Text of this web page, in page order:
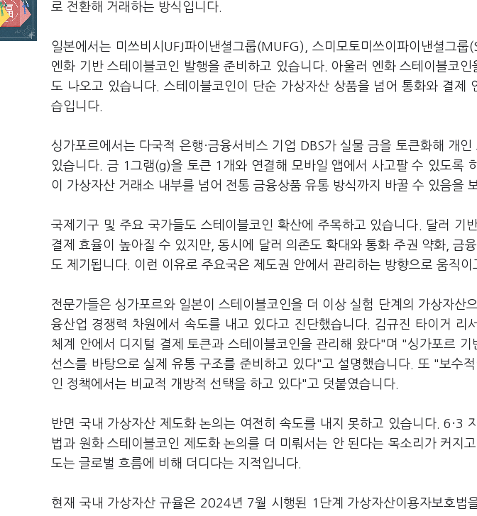
로 전환해 거래하는 방식입니다.
일본에서는 미쓰비시UFJ파이낸셜그룹(MUFG), 스미모토미쓰이파이낸셜그
엔화 기반 스테이블코인 발행을 준비하고 있습니다. 아울러 엔화 스테이블코
도 나오고 있습니다. 스테이블코인이 단순 가상자산 상품을 넘어 통화와 결제
습입니다.
싱가포르에서는 다국적 은행·금융서비스 기업 DBS가 실물 금을 토큰화해 개
있습니다. 금 1그램(g)을 토큰 1개와 연결해 모바일 앱에서 사고팔 수 있도록
이 가상자산 거래소 내부를 넘어 전통 금융상품 유통 방식까지 바꿀 수 있음을
국제기구 및 주요 국가들도 스테이블코인 확산에 주목하고 있습니다. 달러 기
결제 효율이 높아질 수 있지만, 동시에 달러 의존도 확대와 통화 주권 약화, 금
도 제기됩니다. 이런 이유로 주요국은 제도권 안에서 관리하는 방향으로 움직이
전문가들은 싱가포르와 일본이 스테이블코인을 더 이상 실험 단계의 가상자산
융산업 경쟁력 차원에서 속도를 내고 있다고 진단했습니다. 김규진 타이거 리
체계 안에서 디지털 결제 토큰과 스테이블코인을 관리해 왔다"며 "싱가포르 기
선스를 바탕으로 실제 유통 구조를 준비하고 있다"고 설명했습니다. 또 "보수
인 정책에서는 비교적 개방적 선택을 하고 있다"고 덧붙였습니다.
반면 국내 가상자산 제도화 논의는 여전히 속도를 내지 못하고 있습니다. 6·3
법과 원화 스테이블코인 제도화 논의를 더 미뤄서는 안 된다는 목소리가 커지
도는 글로벌 흐름에 비해 더디다는 지적입니다.
현재 국내 가상자산 규율은 2024년 7월 시행된 1단계 가상자산이용자보호법